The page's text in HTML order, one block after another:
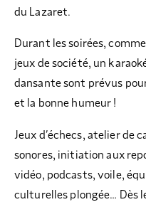
du Lazaret.
Durant les soirées,
jeux de société, un
dansante sont prévus
et la bonne humeur !
Jeux d’échecs, atelier de
sonores, initiation aux
vidéo, podcasts, voile,
culturelles plongée… Dès